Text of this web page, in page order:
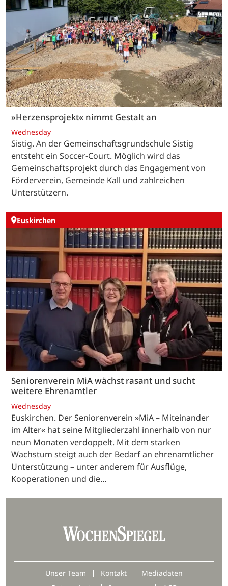
»Herzensprojekt« nimmt Gestalt an
Wednesday
Sistig. An der Gemeinschaftsgrundschule Sistig
entsteht ein Soccer-Court. Möglich wird das
Gemeinschaftsprojekt durch das Engagement von
Förderverein, Gemeinde Kall und zahlreichen
Unterstützern.
Euskirchen
Seniorenverein MiA wächst rasant und sucht
weitere Ehrenamtler
Wednesday
Euskirchen. Der Seniorenverein »MiA – Miteinander
im Alter« hat seine Mitgliederzahl innerhalb von nur
neun Monaten verdoppelt. Mit dem starken
Wachstum steigt auch der Bedarf an ehrenamtlicher
Unterstützung – unter anderem für Ausflüge,
Kooperationen und die…
Unser Team Kontakt
Mediadaten